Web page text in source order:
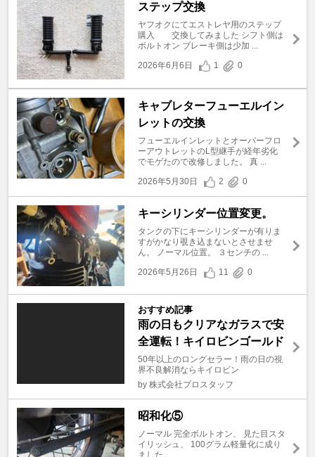
ステップ交換
ヤフオクにてエストレヤ用のステップ
購入 交換してみました シフト側は
ボルトオン ブレーキ側は少加 ...
2026年6月6日
1 0
キャブレターフューエルイン
レットの交換
フューエルインレットとオーバーフロ
ーアウトレットのL型継手が経年劣化
でモゲたので改修しました。 真 ...
2026年5月30日
2 0
キーシリンダー位置変更。
タンクの下にキーシリンダーが有りま
すがかなり覗き込まないとさせませ
ん。 ノーマル位置。 ３センチの ...
2026年5月26日
11 0
おすすめ記事
雨の日もクリアなガラスで安
全運転！キイロビンゴールド
50年以上のロングセラー！雨の日の視
界不良解消ならキイロビン
by 株式会社プロスタッフ
昭和化⑤
ノーマル 完全ボルトオン、 見た目スタ
イリッシュ、 100グラム軽量化に成り